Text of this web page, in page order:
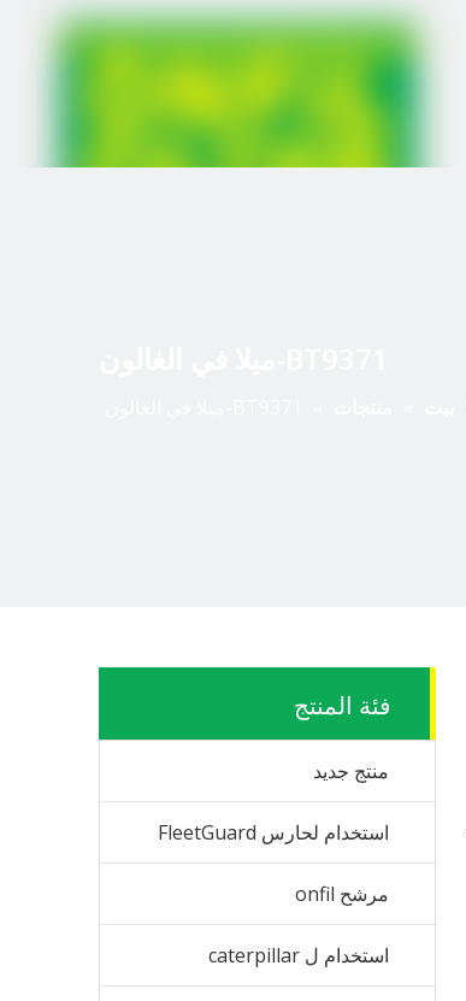
فئة المنتج
منتج جديد
استخدام لحارس FleetGuard
مرشح onfil
استخدام ل caterpillar